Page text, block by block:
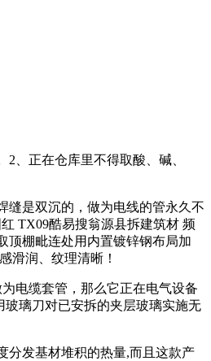
、正在仓库里不得取酸、碱、
是双沉的，做为电线的管永久不
TX09酷易搜翁源县拆建筑材 频
顶棚毗连处用内置镀锌钢布局加
滑润、纹理清晰！
电缆套管，那么它正在电气设备
璃刀对已安拆的夹层玻璃实施无
发基材堆积的热量,而且这款产